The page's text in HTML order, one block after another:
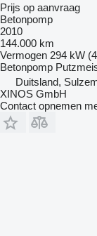
Prijs op aanvraag
Betonpomp
2010
144.000 km
Vermogen 294 kW
Betonpomp
Duitsland,
XINOS GmbH
Contact opnemen